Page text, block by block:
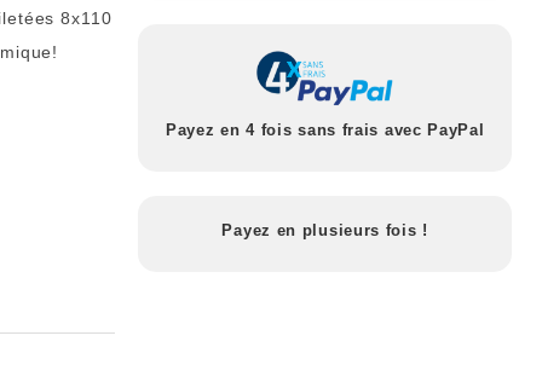
8x110
Payez en 4 fois sans frais avec PayPal
Payez en plusieurs fois !